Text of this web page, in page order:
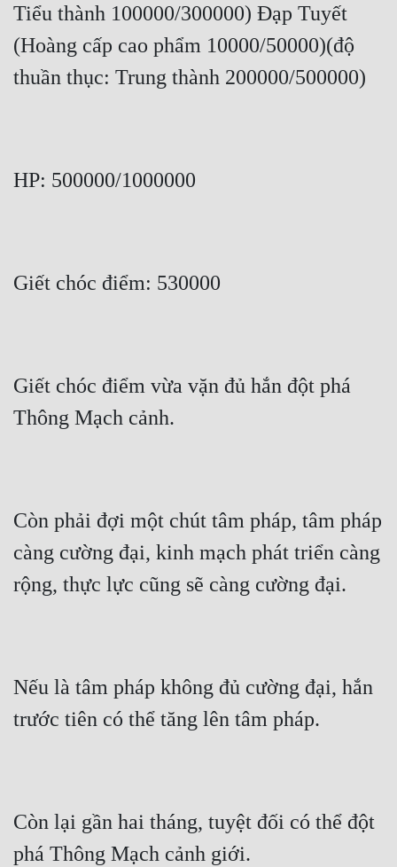
Tiểu thành 100000/300000) Đạp Tuyết
(Hoàng cấp cao phẩm 10000/50000)(độ
thuần thục: Trung thành 200000/500000)
HP: 500000/1000000
Giết chóc điểm: 530000
Giết chóc điểm vừa vặn đủ hắn đột phá
Thông Mạch cảnh.
Còn phải đợi một chút tâm pháp, tâm pháp
càng cường đại, kinh mạch phát triển càng
rộng, thực lực cũng sẽ càng cường đại.
Nếu là tâm pháp không đủ cường đại, hắn
trước tiên có thể tăng lên tâm pháp.
Còn lại gần hai tháng, tuyệt đối có thể đột
phá Thông Mạch cảnh giới.